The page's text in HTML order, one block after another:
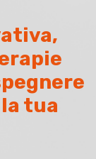
la tua